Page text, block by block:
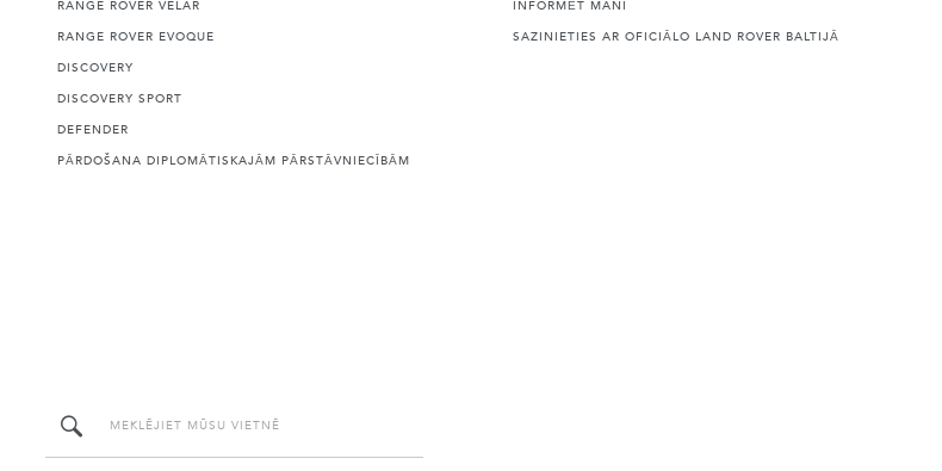
RANGE ROVER VELAR
RANGE ROVER EVOQUE
DISCOVERY
DISCOVERY SPORT
DEFENDER
PĀRDOŠANA DIPLOMĀTISKAJĀM PĀRSTĀVNIECĪBĀM
INFORMĒT MANI
SAZINIETIES AR OFICIĀLO LAND ROVER BALTIJĀ